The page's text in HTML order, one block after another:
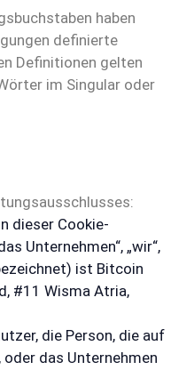
haben
definierte
Definitionen gelten
im Singular oder
dieser Cookie-
Unternehmen“, „wir“,
ist Bitcoin
#11 Wisma Atria,
die Person, die auf
das Unternehmen